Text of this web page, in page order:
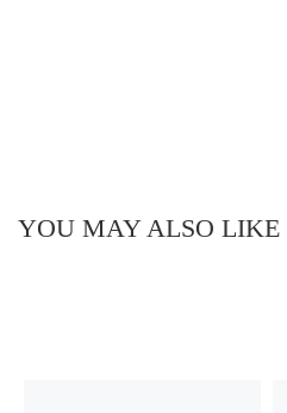
YOU MAY ALSO LIKE